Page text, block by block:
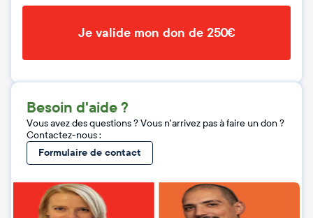
Je valide mon don de 250€
Besoin d'aide ?
Vous avez des questions ? Vous n'arrivez pas à faire un don ?
Contactez-nous :
Formulaire de contact